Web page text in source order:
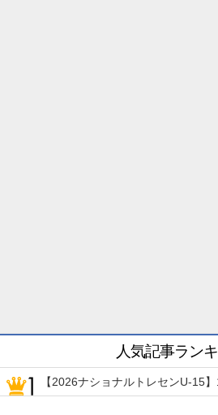
人気記事ラン
【2026ナショナルトレセンU-15